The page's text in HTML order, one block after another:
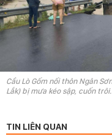
Cầu Lò Gốm nối thôn Ngân
Lắk) bị mưa kéo sập, cuốn trôi.
TIN LIÊN QUAN